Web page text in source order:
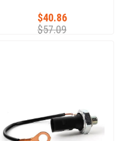
$40.86
$57.09